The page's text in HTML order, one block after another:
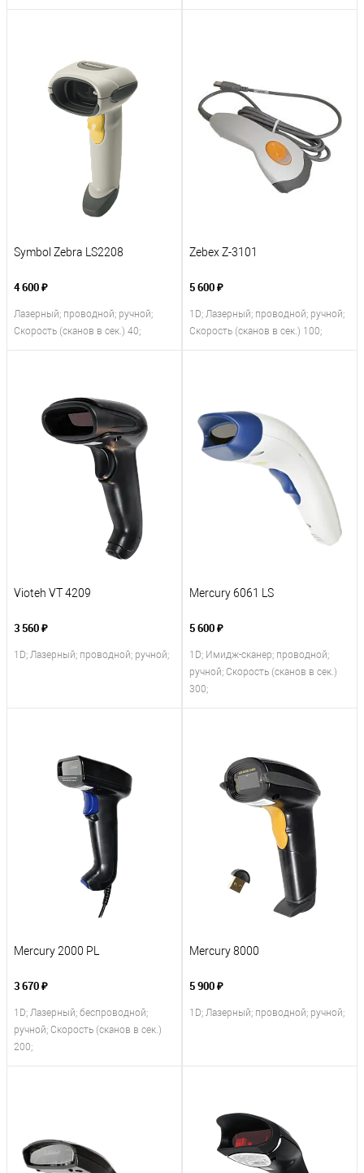
Symbol Zebra LS2208
4 600 ₽
Лазерный; проводной; ручной;
Скорость (сканов в сек.) 40;
Zebex Z-3101
5 600 ₽
1D; Лазерный; проводной; ручной;
Скорость (сканов в сек.) 100;
Vioteh VT 4209
3 560 ₽
1D; Лазерный; проводной; ручной;
Mercury 6061 LS
5 600 ₽
1D; Имидж-сканер; проводной;
ручной; Скорость (сканов в сек.)
300;
Mercury 2000 PL
3 670 ₽
1D; Лазерный; беспроводной;
ручной; Скорость (сканов в сек.)
200;
Mercury 8000
5 900 ₽
1D; Лазерный; проводной; ручной;